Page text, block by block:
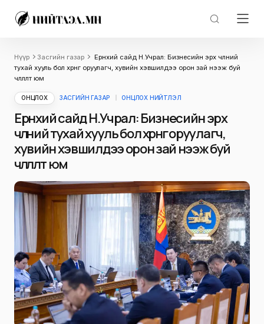
Нүүр Засгийн газар
Ерөнхий сайд Н.Учрал: Бизнесийн эрх чөлөөний
тухай хууль бол хөрөнгө оруулагч, хувийн хэвшилдээ орон зай нээж буй
чөлөөлөлт юм
ОНЦЛОХ ЗАСГИЙН ГАЗАР ОНЦЛОХ НИЙТЛЭЛ
Ерөнхий сайд Н.Учрал: Бизнесийн эрх
чөлөөний тухай хууль бол хөрөнгө оруулагч,
хувийн хэвшилдээ орон зай нээж буй
чөлөөлөлт юм